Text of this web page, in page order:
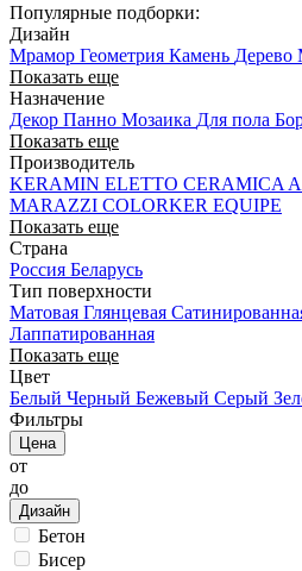
Популярные подборки:
Дизайн
Мрамор Геометрия Камень Дерево
Показать еще
Назначение
Декор Панно Мозаика Для пола
Показать еще
Производитель
KERAMIN ELETTO CERAMICA
MARAZZI COLORKER EQUIPE
Показать еще
Страна
Россия Беларусь
Тип поверхности
Матовая Глянцевая
Лаппатированная
Показать еще
Цвет
Белый Черный Бежевый Серый
Фильтры
Цена
от
до
Дизайн
Бетон
Бисер